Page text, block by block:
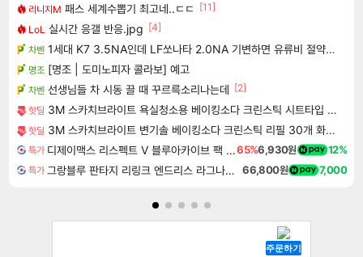
리니지M 패스 세계수뽑기 최고네..ㄷㄷ
[11]
LoL 실시간 응갤 반응.jpg [4]
차벤 1세대 K7 3.5NA인데 LF쏘나타 2.0NA 기변하면 유류비 절약이 얼마나 될까요..?
명조 [명조 | 도미노피자 콜라보] 예고
차벤 선생님들 차 시동 끌 때 꾸르륵소리나는데 [2]
핫딜 3M 스카치브라이트 욕실청소용 베이킹소다 크린스틱 시트타입 소형 80매(40매x2개)
핫딜 3M 스카치브라이트 변기솔 베이킹소다 크린스틱 리필 30개 화장실 욕실 청소솔 변기클리너
특가 디제이맥스 리스펙트 V 블루아카이브 팩 DJMAX RESPECT V Blue Archive Pack DLC65%6,930원 12%
특가 그랑블루 판타지 리링크 엔드리스 라그나로크 Granblue Fantasy Relink Endless Ragnarok 66,800원 7,000